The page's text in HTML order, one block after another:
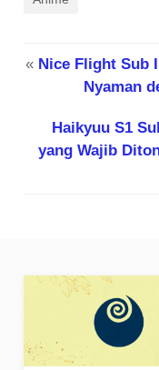
« Nice Flight Sub
Nyaman
Haikyuu S1
yang Wajib